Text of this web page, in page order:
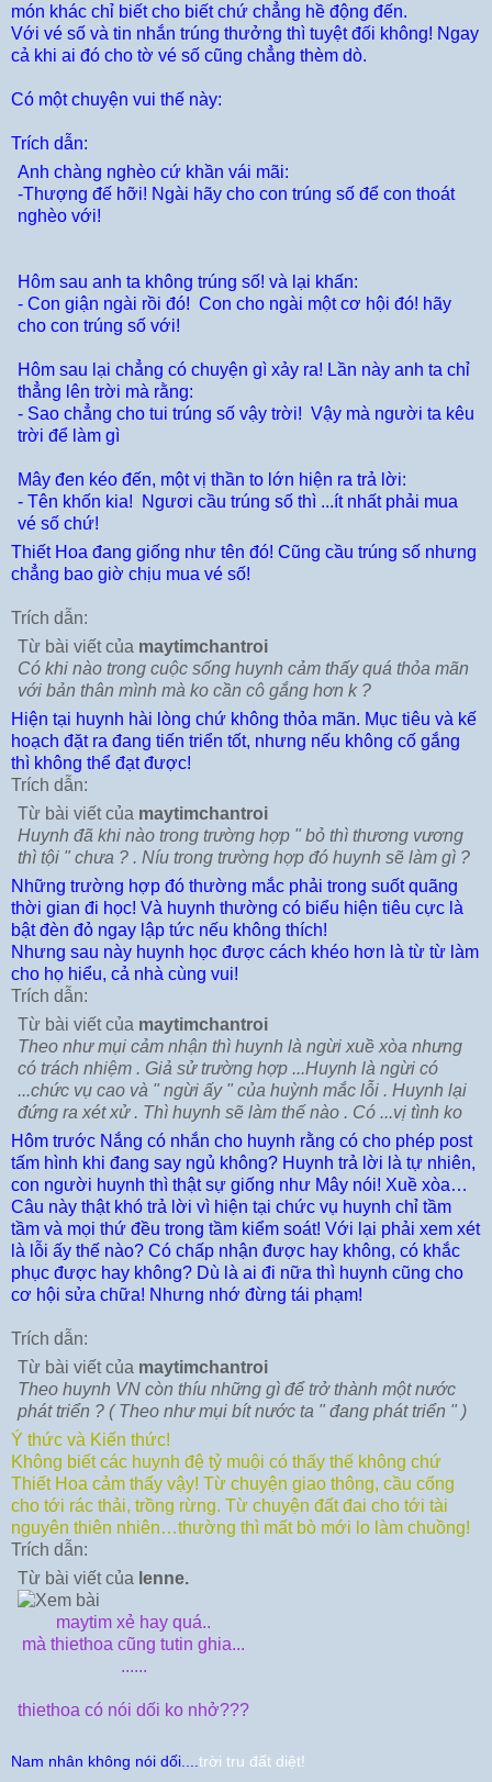
món khác chỉ biết cho biết chứ chẳng hề động đến.
Với vé số và tin nhắn trúng thưởng thì tuyệt đối không! Ngay
cả khi ai đó cho tờ vé số cũng chẳng thèm dò.
Có một chuyện vui thế này:
Trích dẫn:
Anh chàng nghèo cứ khần vái mãi:
-Thượng đế hỡi! Ngài hãy cho con trúng số để con thoát
nghèo với!
Hôm sau anh ta không trúng số! và lại khấn:
- Con giận ngài rồi đó! Con cho ngài một cơ hội đó! hãy
cho con trúng số với!
Hôm sau lại chẳng có chuyện gì xảy ra! Lần này anh ta chỉ
thẳng lên trời mà rằng:
- Sao chẳng cho tui trúng số vậy trời! Vậy mà người ta kêu
trời để làm gì
Mây đen kéo đến, một vị thần to lớn hiện ra trả lời:
- Tên khốn kia!
Ngươi cầu trúng số thì ...ít nhất phải mua
vé số chứ!
Thiết Hoa đang giống như tên đó! Cũng cầu trúng số nhưng
chẳng bao giờ chịu mua vé số!
Trích dẫn:
Từ bài viết của maytimchantroi
Có khi nào trong cuộc sống huynh cảm thấy quá thỏa mãn
với bản thân mình mà ko cần cô gắng hơn k ?
Hiện tại huynh hài lòng chứ không thỏa mãn. Mục tiêu và kế
hoạch đặt ra đang tiến triển tốt, nhưng nếu không cố gắng
thì không thể đạt được!
Trích dẫn:
Từ bài viết của maytimchantroi
Huynh đã khi nào trong trường hợp " bỏ thì thương vương
thì tội " chưa ? . Níu trong trường hợp đó huynh sẽ làm gì ?
Những trường hợp đó thường mắc phải trong suốt quãng
thời gian đi học! Và huynh thường có biểu hiện tiêu cực là
bật đèn đỏ ngay lập tức nếu không thích!
Nhưng sau này huynh học được cách khéo hơn là từ từ làm
cho họ hiểu, cả nhà cùng vui!
Trích dẫn:
Từ bài viết của maytimchantroi
Theo như mụi cảm nhận thì huynh là ngừi xuề xòa nhưng
có trách nhiệm . Giả sử trường hợp ...Huynh là ngừi có
...chức vụ cao và " ngừi ấy " của huỳnh mắc lỗi . Huynh lại
đứng ra xét xử . Thì huynh sẽ làm thế nào . Có ...vị tình ko
Hôm trước Nắng có nhắn cho huynh rằng có cho phép post
tấm hình khi đang say ngủ không? Huynh trả lời là tự nhiên,
con người huynh thì thật sự giống như Mây nói! Xuề xòa…
Câu này thật khó trả lời vì hiện tại chức vụ huynh chỉ tầm
tầm và mọi thứ đều trong tầm kiểm soát! Với lại phải xem xét
là lỗi ấy thế nào? Có chấp nhận được hay không, có khắc
phục được hay không? Dù là ai đi nữa thì huynh cũng cho
cơ hội sửa chữa! Nhưng nhớ đừng tái phạm!
Trích dẫn:
Từ bài viết của maytimchantroi
Theo huynh VN còn thíu những gì để trở thành một nước
phát triển ? ( Theo như mụi bít nước ta " đang phát triển " )
Ý thức và Kiến thức!
Không biết các huynh đệ tỷ muội có thấy thế không chứ
Thiết Hoa cảm thấy vậy! Từ chuyện giao thông, cầu cống
cho tới rác thải, trồng rừng. Từ chuyện đất đai cho tới tài
nguyên thiên nhiên…thường thì mất bò mới lo làm chuồng!
Trích dẫn:
Từ bài viết của lenne.
maytim xẻ hay quá..
mà thiethoa cũng tutin ghia...
......
thiethoa có nói dối ko nhở???
Nam nhân không nói dối.... trời tru đất diệt!